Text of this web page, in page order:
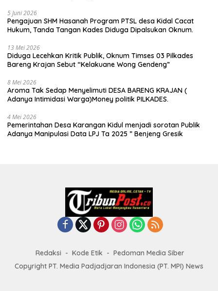
5 Juni 2026
Pengajuan SHM Hasanah Program PTSL desa Kidal Cacat
Hukum, Tanda Tangan Kades Diduga Dipalsukan Oknum.
13 Mei 2026
Diduga Lecehkan Kritik Publik, Oknum Timses 03 Pilkades
Bareng Krajan Sebut “Kelakuane Wong Gendeng”
8 Mei 2026
Aroma Tak Sedap Menyelimuti DESA BARENG KRAJAN (
Adanya Intimidasi Warga)Money politik PILKADES.
4 Mei 2026
Pemerintahan Desa Karangan Kidul menjadi sorotan Publik
Adanya Manipulasi Data LPJ Ta 2025 ” Benjeng Gresik
Redaksi Kode Etik
Pedoman Media Siber
Copyright PT. Media Padjadjaran Indonesia (PT. MPI) News